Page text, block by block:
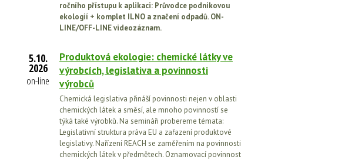
ročního přístupu k aplikaci: Průvodce podnikovou
ekologií + komplet ILNO a značení odpadů. ON-
LINE/OFF-LINE videozáznam.
5.10.
2026
on-line
Produktová ekologie: chemické látky ve
výrobcích, legislativa a povinnosti
výrobců
Chemická legislativa přináší povinnosti nejen v oblasti
chemických látek a směsí, ale mnoho povinností se
týká také výrobků. Na semináři probereme témata:
Legislativní struktura práva EU a zařazení produktové
legislativy. Nařízení REACH se zaměřením na povinnosti
chemických látek v předmětech. Oznamovací povinnost